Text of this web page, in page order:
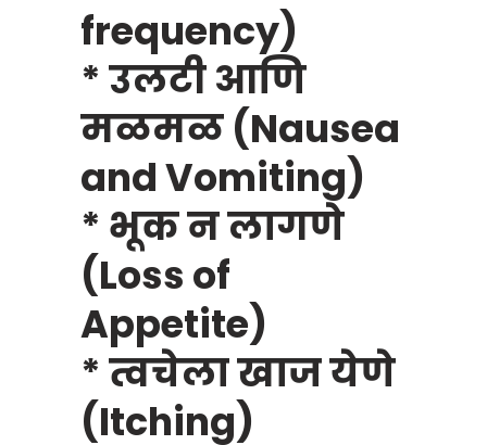
frequency)
* उलटी आणि
मळमळ (Nausea
and Vomiting)
* भूक न लागणे
(Loss of
Appetite)
* त्वचेला खाज येणे
(Itching)